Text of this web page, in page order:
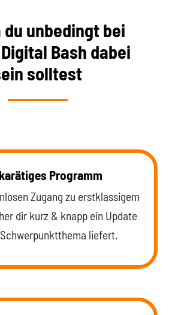
du unbedingt bei
Bash dabei
solltest
Programm
Zugang zu erstklassigem
dir kurz & knapp ein Update
liefert.